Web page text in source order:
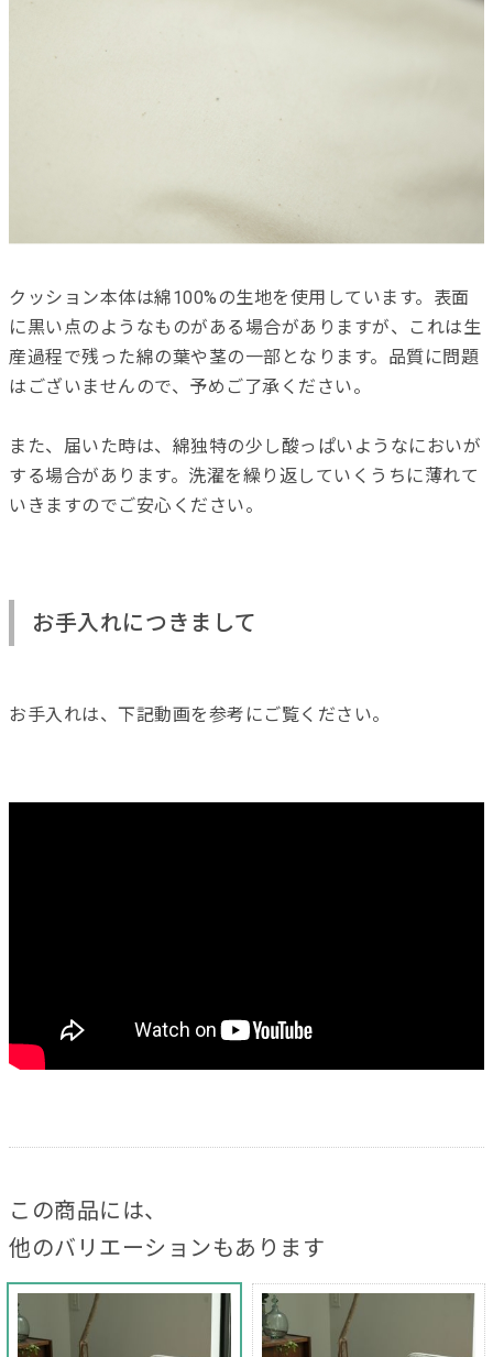
クッション本体は綿100%の生地を使用しています。表面
に黒い点のようなものがある場合がありますが、これは生
産過程で残った綿の葉や茎の一部となります。品質に問題
はございませんので、予めご了承ください。
また、届いた時は、綿独特の少し酸っぱいようなにおいが
する場合があります。洗濯を繰り返していくうちに薄れて
いきますのでご安心ください。
お手入れにつきまして
お手入れは、下記動画を参考にご覧ください。
この商品には、
他のバリエーションもあります